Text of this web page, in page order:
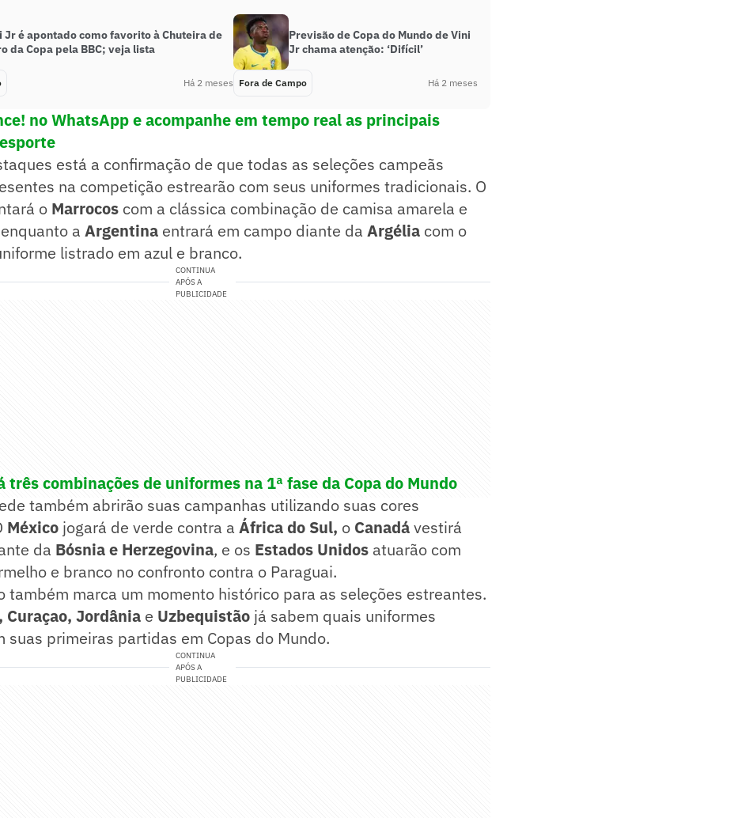
Jr é apontado como favorito à Chuteira de
da Copa pela BBC; veja lista
Há 2 meses
Previsão de Copa do Mundo de Vini
Jr chama atenção: ‘Difícil’
Fora de Campo Há 2 meses
no WhatsApp e acompanhe em tempo real as principais
está a confirmação de que todas as seleções campeãs
na competição estrearão com seus uniformes tradicionais. O
o Marrocos com a clássica combinação de camisa amarela e
a Argentina entrará em campo diante da Argélia com o
listrado em azul e branco.
CONTINUA
APÓS A
PUBLICIDADE
três combinações de uniformes na 1ª fase da Copa do Mundo
também abrirão suas campanhas utilizando suas cores
México jogará de verde contra a África do Sul, o Canadávestirá
da Bósnia e Herzegovina, e os Estados Unidos atuarão com
e branco no confronto contra o Paraguai.
também marca um momento histórico para as seleções estreantes.
Curaçao, Jordânia e Uzbequistão já sabem quais uniformes
suas primeiras partidas em Copas do Mundo.
CONTINUA
APÓS A
PUBLICIDADE